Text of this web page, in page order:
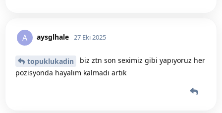
A aysglhale 27 Eki 2025
topuklukadin
biz ztn son seximiz gibi yapıyoruz her
pozisyonda hayalım kalmadı artık